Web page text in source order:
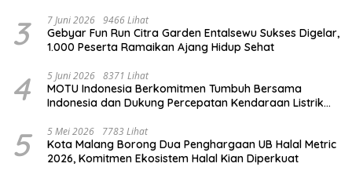
3 7 Juni 2026 9466 Lihat
Gebyar Fun Run Citra Garden Entalsewu Sukses Digelar,
1.000 Peserta Ramaikan Ajang Hidup Sehat
4 5 Juni 2026 8371 Lihat
MOTU Indonesia Berkomitmen Tumbuh Bersama
Indonesia dan Dukung Percepatan Kendaraan Listrik
5 5 Mei 2026 7783 Lihat
Kota Malang Borong Dua Penghargaan UB Halal Metric
2026, Komitmen Ekosistem Halal Kian Diperkuat